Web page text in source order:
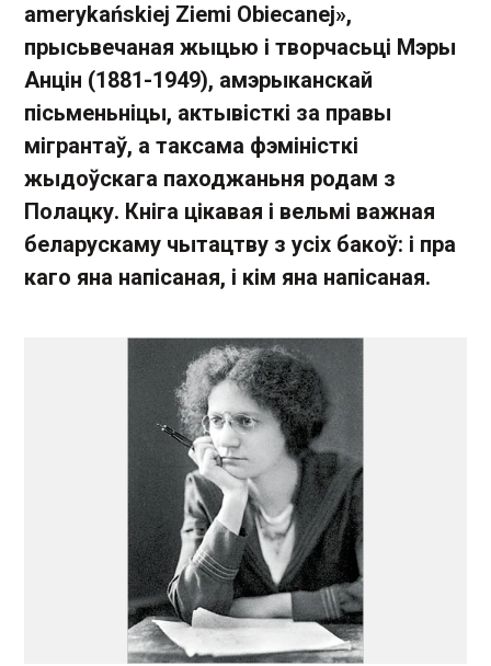
amerykańskiej Ziemi Obiecanej»,
прысьвечаная жыцью і творчасьці Мэры
Анцін (1881-1949), амэрыканскай
пісьменьніцы, актывісткі за правы
мігрантаў, а таксама фэміністкі
жыдоўскага паходжаньня родам з
Полацку. Кніга цікавая і вельмі важная
беларускаму чытацтву з усіх бакоў: і пра
каго яна напісаная, і кім яна напісаная.